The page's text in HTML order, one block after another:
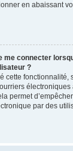
en abaissant
me connecter
?
cette fonctionnalité,
permet
par des